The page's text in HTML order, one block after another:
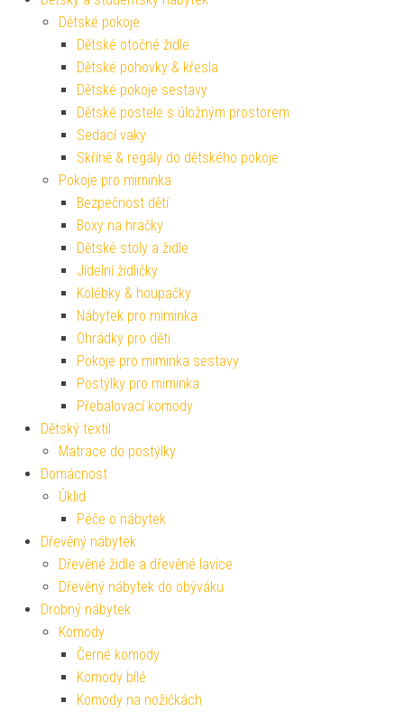
Dětské pokoje
Dětské otočné židle
Dětské pohovky & křesla
Dětské pokoje sestavy
Dětské postele s úložným prostorem
Sedací vaky
Skříně & regály do dětského pokoje
Pokoje pro miminka
Bezpečnost dětí
Boxy na hračky
Dětské stoly a židle
Jídelní židličky
Kolébky & houpačky
Nábytek pro miminka
Ohrádky pro děti
Pokoje pro miminka sestavy
Postýlky pro miminka
Přebalovací komody
Dětský textil
Matrace do postýlky
Domácnost
Úklid
Péče o nábytek
Dřevěný nábytek
Dřevěné židle a dřevěné lavice
Dřevěný nábytek do obýváku
Drobný nábytek
Komody
Černé komody
Komody bílé
Komody na nožičkách